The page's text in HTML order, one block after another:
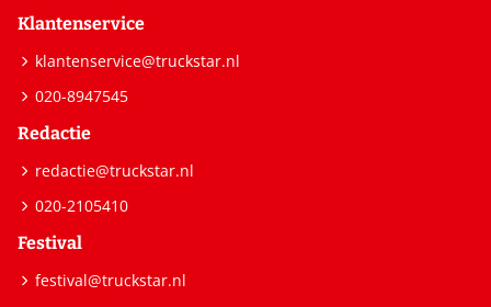
Klantenservice
klantenservice@truckstar.nl
020-8947545
Redactie
redactie@truckstar.nl
020-2105410
Festival
festival@truckstar.nl